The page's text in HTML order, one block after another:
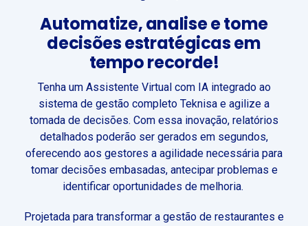
Automatize,analisee tome
decisões estratégicas em
tempo recorde!
Tenha um Assistente Virtual com IA integrado ao
sistema de gestão completo Teknisa e agilize a
tomada de decisões. Com essa inovação, relatórios
detalhados poderão ser gerados em segundos,
oferecendo aos gestores a agilidade necessária para
tomar decisões embasadas, antecipar problemas e
identificar oportunidades de melhoria.
Projetada para transformar a gestão de restaurantes e